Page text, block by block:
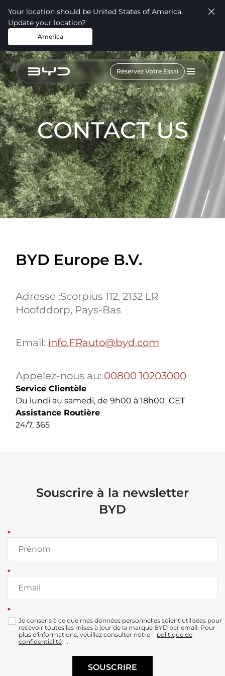
Your location should be United States of America.
Update your location?
America
Réservez Votre Essai
CONTACT US
BYD Europe B.V.
Adresse :Scorpius 112, 2132 LR
Hoofddorp, Pays-Bas
Email: info.FRauto@byd.com
Appelez-nous au: 00800 10203000
Service Clientèle
Du lundi au samedi, de 9h00 à 18h00 CET
Assistance Routière
24/7, 365
Souscrire à la newsletter
BYD
*
*
*
Je consens à ce que mes données personnelles soient utilisées pour
recevoir toutes les mises à jour de la marque BYD par email. Pour
plus d'informations, veuillez consulter notre
politique de
confidentialité
.
SOUSCRIRE